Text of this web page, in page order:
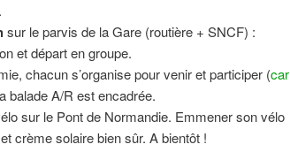
sur le parvis de la Gare (routière + SNCF) :
et départ en groupe.
chacun s’organise pour venir et participer (car
balade A/R est encadrée.
sur le Pont de Normandie. Emmener son vélo
crème solaire bien sûr. A bientôt !